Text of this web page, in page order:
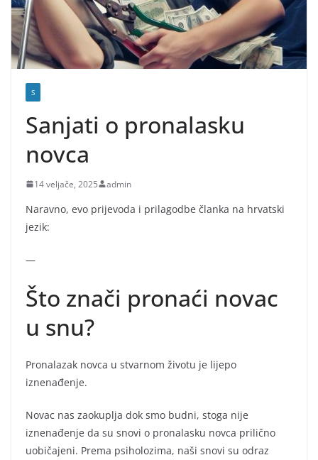
S
Sanjati o pronalasku
novca
14 veljače, 2025 admin
Naravno, evo prijevoda i prilagodbe članka na hrvatski
jezik:
—
Što znači pronaći novac
u snu?
Pronalazak novca u stvarnom životu je lijepo
iznenađenje.
Novac nas zaokuplja dok smo budni, stoga nije
iznenađenje da su snovi o pronalasku novca prilično
uobičajeni. Prema psiholozima, naši snovi su odraz